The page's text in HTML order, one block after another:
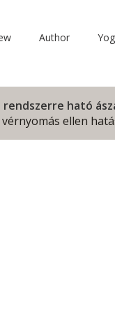
Author
rendszerre ható
vérnyomás ellen